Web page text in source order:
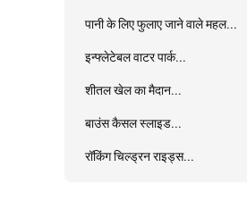
पानी के लिए फुलाए जाने वाले महल...
इन्फ्लेटेबल वाटर पार्क...
शीतल खेल का मैदान...
बाउंस कैसल स्लाइड...
रॉकिंग चिल्ड्रन राइड्स...